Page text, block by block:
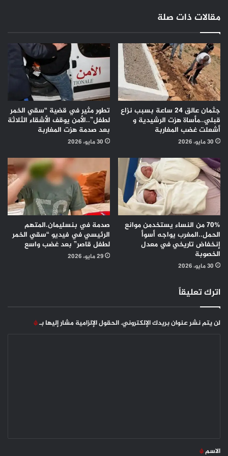
مقالات ذات صلة
جثمان عالق 24 ساعة بسبب نزاع
قبلي..مأساة هزت الرشيدية و
أشعلت غضب المغاربة
30 مايو، 2026
تطور مثير في قضية “سقي الخمر
لطفل”..الأمن يوقف الأشقاء الثلاثة
بعد صدمة هزت المغاربة
30 مايو، 2026
70% من النساء يستخدمن موانع
الحمل..المغرب يواجه أسوأ
إنخفاض تاريخي في معدل
الخصوبة
30 مايو، 2026
صدمة في بنسليمان.المتهم
الرئيسي في فيديو “سقي الخمر
لطفل قاصر” بعد غضب واسع
29 مايو، 2026
اترك تعليقاً
لن يتم نشر عنوان بريدك الإلكتروني.الحقول الإلزامية مشار إليها بـ*
*
الاسم*